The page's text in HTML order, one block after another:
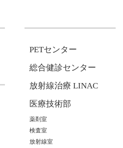
PETセンター
総合健診センター
放射線治療 LINAC
医療技術部
薬剤室
検査室
放射線室